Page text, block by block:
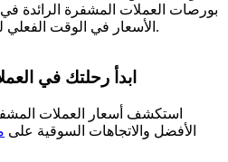
بورصات العملات المشفرة الرائدة في
الأسعار في الوقت الفعلي لتعكس ظروف السوق الحالية.
ابدأ رحلتك في
استكشف أسعار العملات
الأفضل والاتجاهات السوقية على